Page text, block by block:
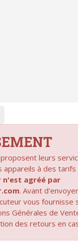
leurs
appareils à des tarifs
n'est agréé par
. Avant
vous fournisse
Générales de
des retours en